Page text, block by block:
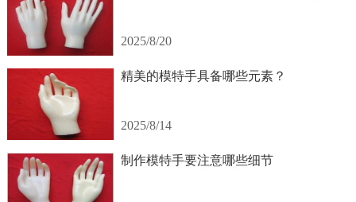
2025/8/20
精美的模特手具备哪些元素？
2025/8/14
制作模特手要注意哪些细节